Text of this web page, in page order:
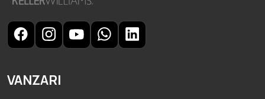
VANZARI